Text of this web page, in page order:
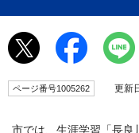
ページ番号1005262 更新
市では、生涯学習「長良